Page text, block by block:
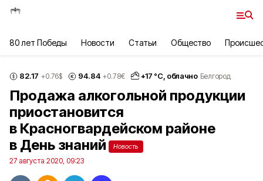
80 лет Победы Новости Статьи Общество
82.17 +0.76$ 94.84 +0.78€ +17 °С, облачно Белгород
Продажа алкогольной продукции
приостановится
в Красногвардейском районе
в День знаний
Новость
27 августа 2020, 09:23